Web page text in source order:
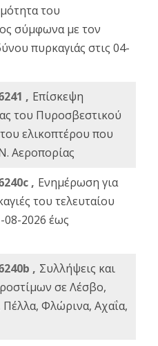
του
σύμφωνα με τον
πυρκαγιάς στις 04-
, Επίσκεψη
του Πυροσβεστικού
ελικοπτέρου που
Αεροπορίας
, Ενημέρωση για
του τελευταίου
2026 έως
, Συλλήψεις και
σε Λέσβο,
Πέλλα, Φλώρινα, Αχαΐα,